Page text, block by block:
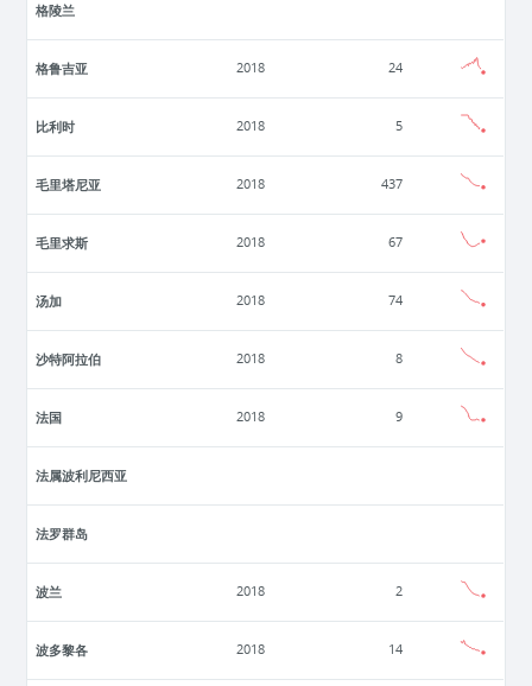
格陵兰
格鲁吉亚 2018 24
比利时 2018 5
毛里塔尼亚 2018 437
毛里求斯 2018 67
汤加 2018 74
沙特阿拉伯 2018 8
法国 2018 9
法属波利尼西亚
法罗群岛
波兰 2018 2
波多黎各 2018 14